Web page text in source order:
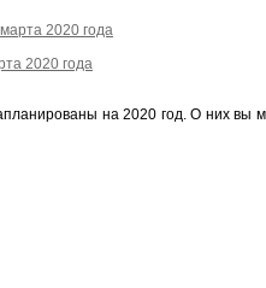
2020 года
2020 года
на 2020 год. О них вы